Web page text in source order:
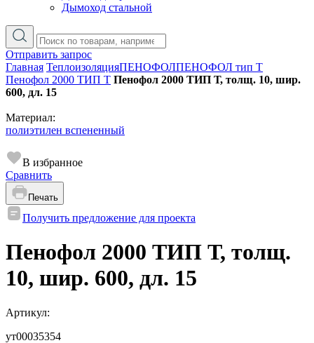
Дымоход стальной
Отправить запрос
Главная ТеплоизоляцияПЕНОФОЛПЕНОФОЛ тип T
Пенофол 2000 ТИП Т Пенофол 2000 ТИП Т, толщ. 10, шир.
600, дл. 15
Материал:
полиэтилен вспененный
В избранное
Сравнить
Печать
Получить предложение для проекта
Пенофол 2000 ТИП Т, толщ.
10, шир. 600, дл. 15
Артикул:
ут00035354